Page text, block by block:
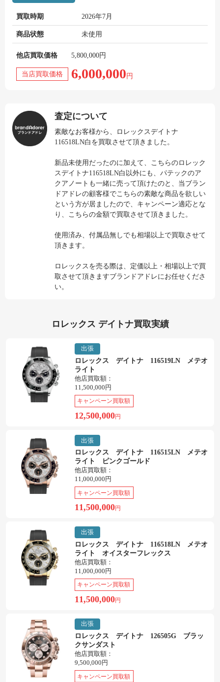
買取時期 2026年7月
商品状態 未使用
他店買取価格 5,800,000円
当店買取価格 6,000,000 円
査定について
素敵なお客様から、ロレックスデイトナ
116518LN白を買取させて頂きました。
新品未使用だったのに加えて、こちらのロレック
スデイトナ116518LN白以外にも、パテックのア
クアノートも一緒に売って頂けたのと、当ブラン
ドアドレの顧客様でこちらの素敵な商品を欲しい
という方が居ましたので、キャンペーン適応とな
り、こちらの金額で買取させて頂きました。
使用済み、付属品無しでも相場以上で買取させて
頂きます。
ロレックスを売る際は、定価以上・相場以上で買
取させて頂きますブランドアドレにお任せくださ
い。
ロレックス デイトナ買取実績
出張
ロレックス デイトナ 116519LN メテオ
ライト
他店買取額：
11,500,000円
キャンペーン買取額
12,500,000円
出張
ロレックス デイトナ 116515LN メテオ
ライト ピンクゴールド
他店買取額：
11,000,000円
キャンペーン買取額
11,500,000円
出張
ロレックス デイトナ 116518LN メテオ
ライト オイスターフレックス
他店買取額：
11,000,000円
キャンペーン買取額
11,500,000円
出張
ロレックス デイトナ 126505G ブラッ
クサンダスト
他店買取額：
9,500,000円
キャンペーン買取額